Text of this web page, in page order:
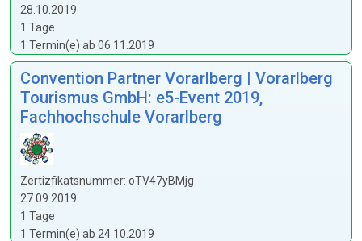
28.10.2019
1 Tage
1 Termin(e) ab 06.11.2019
Convention Partner Vorarlberg | Vorarlberg
Tourismus GmbH: e5-Event 2019,
Fachhochschule Vorarlberg
Zertizfikatsnummer: oTV47yBMjg
27.09.2019
1 Tage
1 Termin(e) ab 24.10.2019